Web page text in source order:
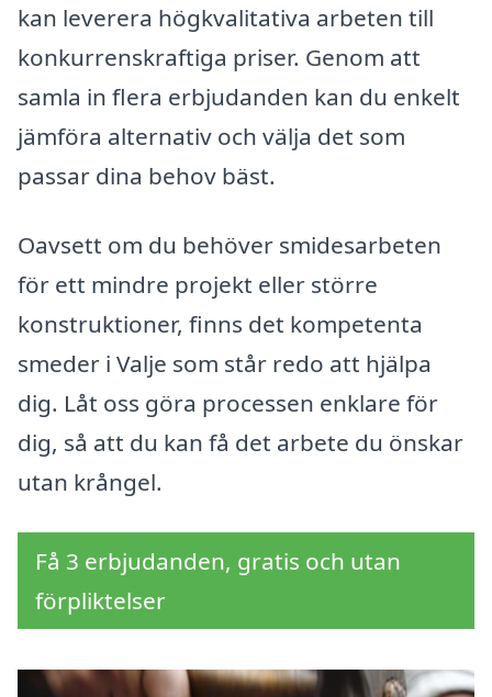
kan leverera högkvalitativa arbeten till
konkurrenskraftiga priser. Genom att
samla in flera erbjudanden kan du enkelt
jämföra alternativ och välja det som
passar dina behov bäst.
Oavsett om du behöver smidesarbeten
för ett mindre projekt eller större
konstruktioner, finns det kompetenta
smeder i Valje som står redo att hjälpa
dig. Låt oss göra processen enklare för
dig, så att du kan få det arbete du önskar
utan krångel.
Få 3 erbjudanden, gratis och utan
förpliktelser